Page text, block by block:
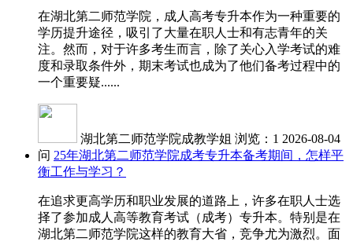
在湖北第二师范学院，成人高考专升本作为一种重要的
学历提升途径，吸引了大量在职人士和有志青年的关
注。然而，对于许多考生而言，除了关心入学考试的难
度和录取条件外，期末考试也成为了他们备考过程中的
一个重要疑......
湖北第二师范学院成教学姐 浏览：1 2026-08-04
问 25年湖北第二师范学院成考专升本备考期间，怎样平
衡工作与学习？
在追求更高学历和职业发展的道路上，许多在职人士选
择了参加成人高等教育考试（成考）专升本。特别是在
湖北第二师范学院这样的教育大省，竞争尤为激烈。面